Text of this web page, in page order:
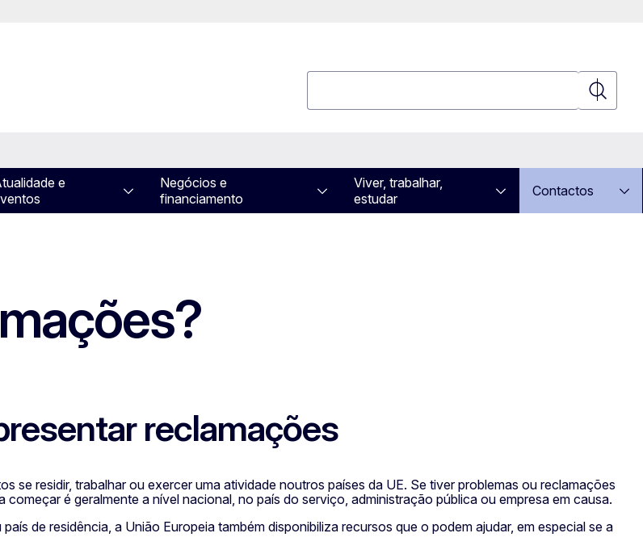
e
Negócios e
financiamento
Viver, trabalhar,
estudar
Contactos
reclamações
se residir, trabalhar ou exercer uma atividade noutros países da UE. Se tiver problemas ou reclamações
é geralmente a nível nacional, no país do serviço, administração pública ou empresa em causa.
de residência, a União Europeia também disponibiliza recursos que o podem ajudar, em especial se a